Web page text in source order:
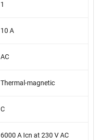
1
10 A
AC
Thermal-magnetic
C
6000 A Icn at 230 V AC